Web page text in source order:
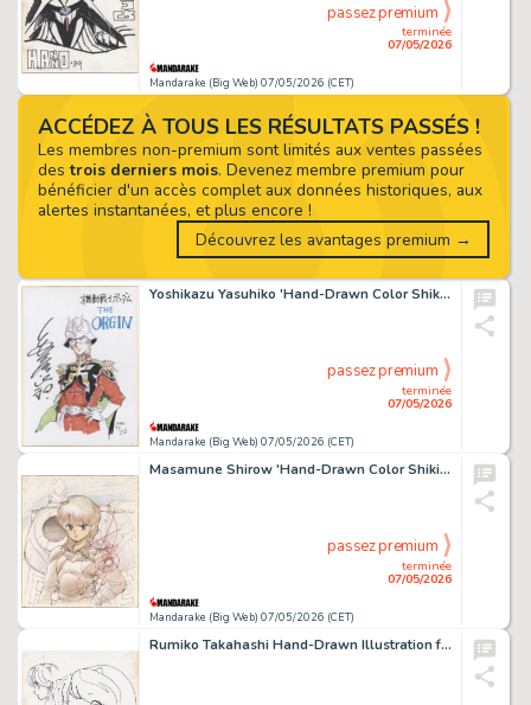
Mandarake (Big Web) 07/05/2026 (CET)
terminée
07/05/2026
passez premium
Yoshikazu Yasuhiko 'Hand-Drawn Color Shikishi for"Mobile Suit Gundam THE ORIGIN"
Mandarake (Big Web) 07/05/2026 (CET)
terminée
07/05/2026
passez premium
Masamune Shirow 'Hand-Drawn Color Shikishi"Dominion" by Leona Ozaki
Mandarake (Big Web) 07/05/2026 (CET)
terminée
07/05/2026
passez premium
Rumiko Takahashi Hand-Drawn Illustration from "Urusei Yatsura"
ACCÉDEZ À TOUS LES RÉSULTATS PASSÉS !
Les membres non-premium sont limités aux ventes passées
destrois derniers mois. Devenez membre premium pour
bénéficier d'un accès complet aux données historiques, aux
alertes instantanées, et plus encore !
Découvrez les avantages premium →